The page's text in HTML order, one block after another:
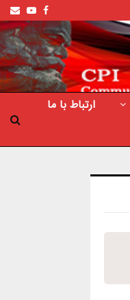
Facebook
ارتباط با ما